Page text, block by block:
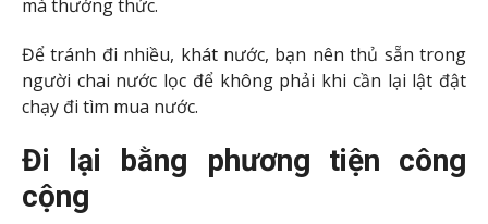
mà thưởng thức.
Để tránh đi nhiều, khát nước, bạn nên thủ sẵn trong
người chai nước lọc để không phải khi cần lại lật đật
chạy đi tìm mua nước.
Đi lại bằng phương tiện công
cộng